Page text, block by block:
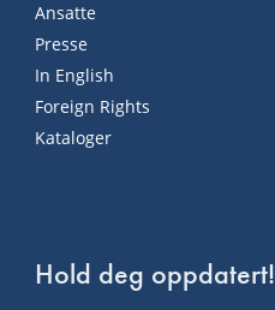
Ansatte
Presse
In English
Foreign Rights
Kataloger
Hold deg oppdatert!